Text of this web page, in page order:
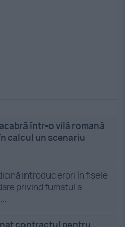
într-o vilă romană
calcul un scenariu
introduc erori în fișele
privind fumatul a